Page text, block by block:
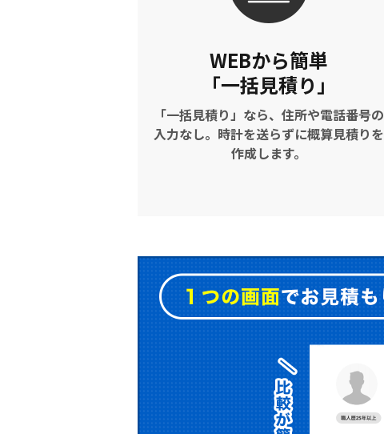
WEBから簡単
「一括見積り」
「一括見積り」なら、住所や電話番号の
入力なし。時計を送らずに概算見積りを
作成します。